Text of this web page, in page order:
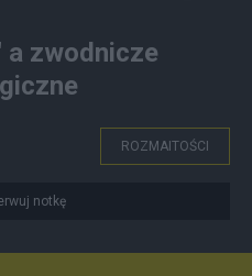
a zwodnicze
ROZMAITOŚCI
notkę